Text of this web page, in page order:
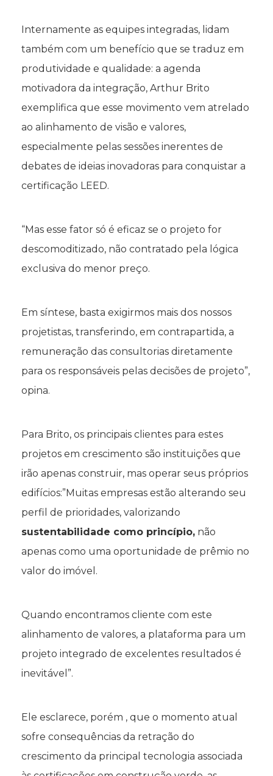
Internamente as equipes integradas, lidam
também com um benefício que se traduz em
produtividade e qualidade: a agenda
motivadora da integração, Arthur Brito
exemplifica que esse movimento vem atrelado
ao alinhamento de visão e valores,
especialmente pelas sessões inerentes de
debates de ideias inovadoras para conquistar a
certificação LEED.
“Mas esse fator só é eficaz se o projeto for
descomoditizado, não contratado pela lógica
exclusiva do menor preço.
Em síntese, basta exigirmos mais dos nossos
projetistas, transferindo, em contrapartida, a
remuneração das consultorias diretamente
para os responsáveis pelas decisões de projeto”,
opina.
Para Brito, os principais clientes para estes
projetos em crescimento são instituições que
irão apenas construir, mas operar seus próprios
edifícios:”Muitas empresas estão alterando seu
perfil de prioridades, valorizando
sustentabilidade como princípio, não
apenas como uma oportunidade de prêmio no
valor do imóvel.
Quando encontramos cliente com este
alinhamento de valores, a plataforma para um
projeto integrado de excelentes resultados é
inevitável”.
Ele esclarece, porém , que o momento atual
sofre consequências da retração do
crescimento da principal tecnologia associada